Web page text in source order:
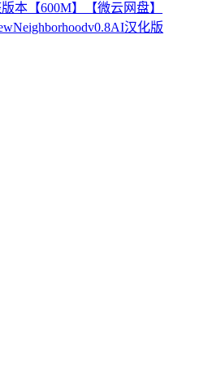
本【600M】【微云网盘】
汉化版